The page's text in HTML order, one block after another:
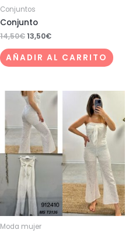
Conjuntos
Conjunto
14,50€13,50€
AÑADIR AL CARRITO
Moda mujer